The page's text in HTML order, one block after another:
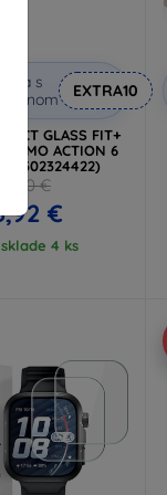
Zľava s
kupónom
EXTRA10
GLASS FIT+
OSMO ACTION 6
9,90 €
€
4 ks